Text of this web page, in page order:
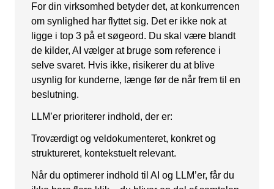
For din virksomhed betyder det, at konkurrencen
om synlighed har flyttet sig. Det er ikke nok at
ligge i top 3 på et søgeord. Du skal være blandt
de kilder, AI vælger at bruge som reference i
selve svaret. Hvis ikke, risikerer du at blive
usynlig for kunderne, længe før de når frem til en
beslutning.
LLM’er prioriterer indhold, der er:
Troværdigt og veldokumenteret, konkret og
struktureret, kontekstuelt relevant.
Når du optimerer indhold til AI og LLM’er, får du